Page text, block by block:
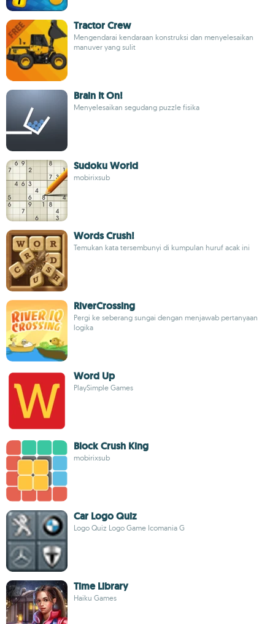
Tractor Crew
Mengendarai kendaraan konstruksi dan menyelesaikan
manuver yang sulit
Brain It On!
Menyelesaikan segudang puzzle fisika
Sudoku World
mobirixsub
Words Crush!
Temukan kata tersembunyi di kumpulan huruf acak ini
RiverCrossing
Pergi ke seberang sungai dengan menjawab pertanyaan
logika
Word Up
PlaySimple Games
Block Crush King
mobirixsub
Car Logo Quiz
Logo Quiz Logo Game Icomania G
Time Library
Haiku Games